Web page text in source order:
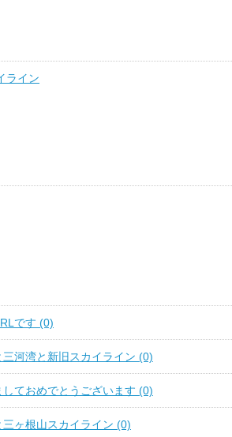
ライン
です (0)
三河湾と新旧スカイライン (0)
しておめでとうございます (0)
三ヶ根山スカイライン (0)